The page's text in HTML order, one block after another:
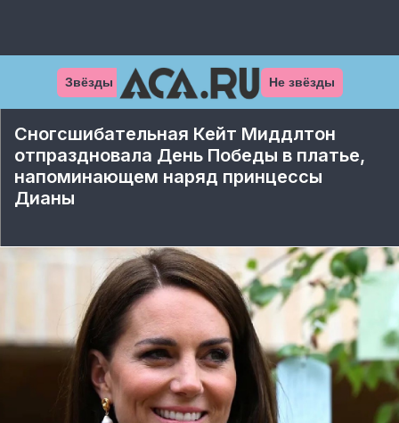
Звёзды Не звёзды
Сногсшибательная Кейт Миддлтон
отпраздновала День Победы в платье,
напоминающем наряд принцессы
Дианы